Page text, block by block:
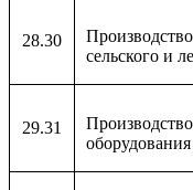
28.30
сельского и
29.31